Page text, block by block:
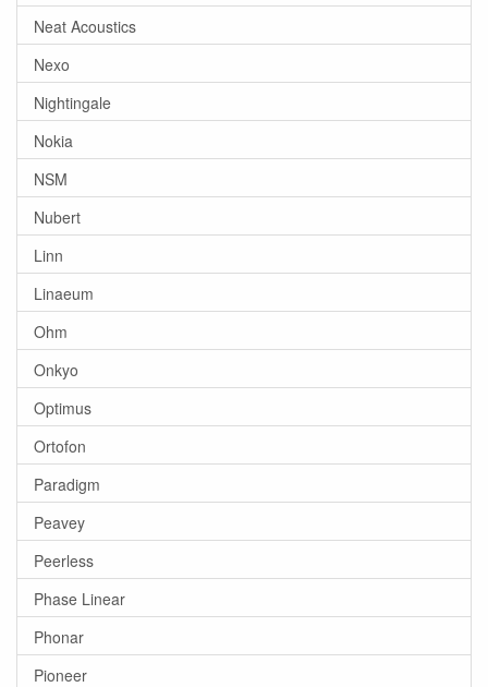
Neat Acoustics
Nexo
Nightingale
Nokia
NSM
Nubert
Linn
Linaeum
Ohm
Onkyo
Optimus
Ortofon
Paradigm
Peavey
Peerless
Phase Linear
Phonar
Pioneer